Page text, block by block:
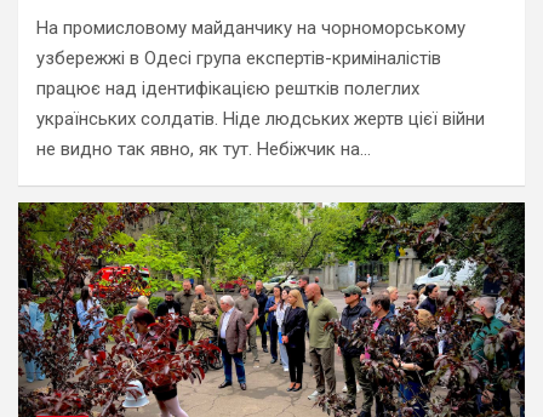
На промисловому майданчику на чорноморському
узбережжі в Одесі група експертів-криміналістів
працює над ідентифікацією рештків полеглих
українських солдатів. Ніде людських жертв цієї війни
не видно так явно, як тут. Небіжчик на…